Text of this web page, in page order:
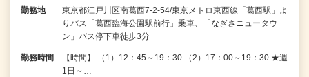
勤務地
東京都江戸川区南葛西7-2-54/東京メトロ東西線「葛西駅」よ
りバス「葛西臨海公園駅前行」乗車、「なぎさニュータウ
ン」バス停下車徒歩3分
勤務時間
【時間】 （1）12：45～19：30 （2）17：00～19：30 ★週
1日～…